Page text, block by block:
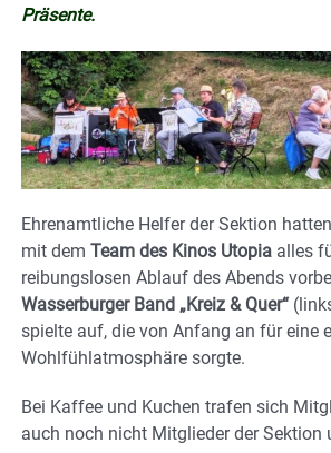
Präsente.
Ehrenamtliche Helfer der Sektion
mit dem Team des Kinos Utopia alles
reibungslosen Ablauf des Abends
Wasserburger Band „Kreiz & Quer“
spielte auf, die von Anfang an für eine
Wohlfühlatmosphäre sorgte.
Bei Kaffee und Kuchen trafen sich
auch noch nicht Mitglieder der Sektion